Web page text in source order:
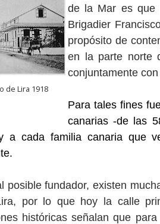
de Lira 1918
de la Mar es que
Brigadier
propósito de
en la parte norte
conjuntamente
Para tales fines
canarias -de las
a cada familia canaria que
posible fundador, existen
por lo que hoy la calle
históricas señalan que